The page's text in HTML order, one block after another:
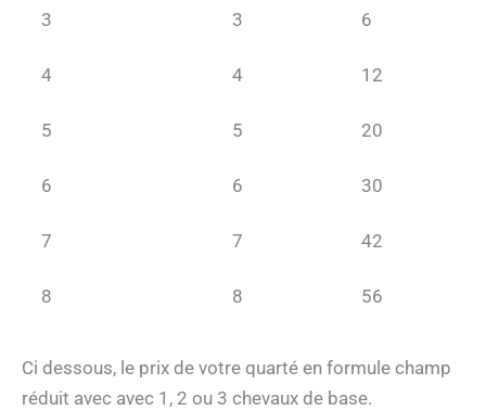
3 3 6
4 4 12
5 5 20
6 6 30
7 7 42
8 8 56
Ci dessous, le prix de votre quarté en formule champ
réduit avec avec 1, 2 ou 3 chevaux de base.